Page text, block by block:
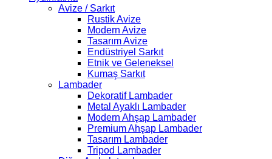
Avize / Sarkıt
Rustik Avize
Modern Avize
Tasarım Avize
Endüstriyel Sarkıt
Etnik ve Geleneksel
Kumaş Sarkıt
Lambader
Dekoratif Lambader
Metal Ayaklı Lambader
Modern Ahşap Lambader
Premium Ahşap Lambader
Tasarım Lambader
Tripod Lambader